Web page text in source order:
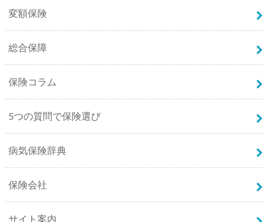
変額保険
総合保障
保険コラム
5つの質問で保険選び
病気保険辞典
保険会社
サイト案内